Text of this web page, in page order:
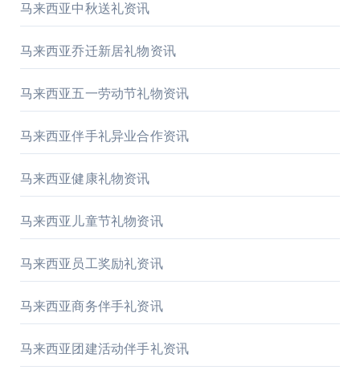
马来西亚中秋送礼资讯
马来西亚乔迁新居礼物资讯
马来西亚五一劳动节礼物资讯
马来西亚伴手礼异业合作资讯
马来西亚健康礼物资讯
马来西亚儿童节礼物资讯
马来西亚员工奖励礼资讯
马来西亚商务伴手礼资讯
马来西亚团建活动伴手礼资讯